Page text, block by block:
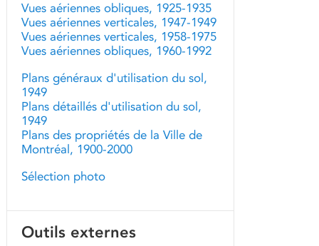
Vues aériennes obliques, 1925-1935
Vues aériennes verticales, 1947-1949
Vues aériennes verticales, 1958-1975
Vues aériennes obliques, 1960-1992
Plans généraux d'utilisation du sol,
1949
Plans détaillés d'utilisation du sol,
1949
Plans des propriétés de la Ville de
Montréal, 1900-2000
Sélection photo
Outils externes